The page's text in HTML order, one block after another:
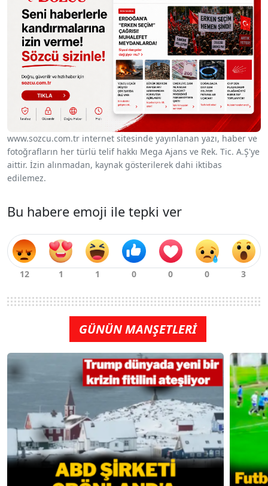
www.sozcu.com.tr internet sitesinde yayınlanan yazı, haber ve
fotoğrafların her türlü telif hakkı Mega Ajans ve Rek. Tic. A.Ş'ye
aittir. İzin alınmadan, kaynak gösterilerek dahi iktibas
edilemez.
Bu habere emoji ile tepki ver
GÜNÜN MANŞETLERİ